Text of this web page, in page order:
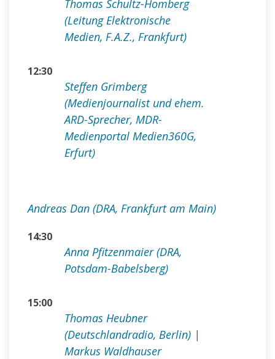
Thomas Schultz-Homberg
(Leitung Elektronische
Medien, F.A.Z., Frankfurt)
12:30
Steffen Grimberg
(Medienjournalist und ehem.
ARD-Sprecher, MDR-
Medienportal Medien360G,
Erfurt)
Andreas Dan (DRA, Frankfurt am Main)
14:30
Anna Pfitzenmaier (DRA,
Potsdam-Babelsberg)
15:00
Thomas Heubner
(Deutschlandradio, Berlin) |
Markus Waldhauser